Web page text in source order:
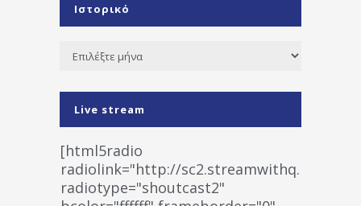
Ιστορικό
Ιστορικό
Live stream
[html5radio
radiolink="http://
radiotype="shoutcast2"